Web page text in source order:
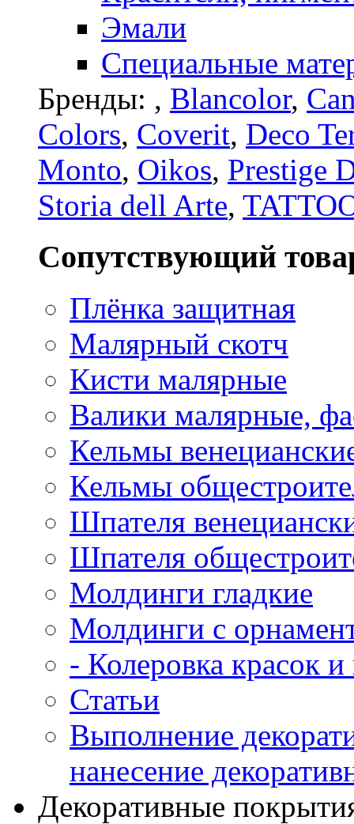
Эмали
Специальные
Бренды: , Blancolor,
Colors, Coverit, Deco
Monto, Oikos, Prestige
Storia dell Arte,
Сопутствующий
Плёнка защитная
Малярный скотч
Кисти малярные
Валики малярные,
Кельмы
Кельмы
Шпателя
Шпателя
Молдинги гладкие
Молдинги с
- Колеровка красок
Статьи
Выполнение
нанесение
Декоративные